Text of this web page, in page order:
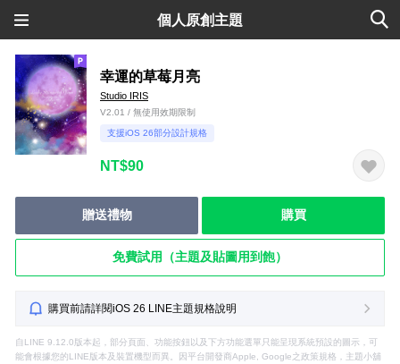
個人原創主題
幸運的草莓月亮
Studio IRIS
V2.01 / 無使用效期限制
支援iOS 26部分設計規格
NT$90
贈送禮物 購買
免費試用（主題及貼圖用到飽）
購買前請詳閱iOS 26 LINE主題規格說明
自LINE 9.12.0版本起，部分頁面、功能按鈕以及下方功能選單只能呈現系統預設的圖示，可
能會根據您的LINE版本及裝置機型而異。因平台開發商Apple, Google之政策規格，主題小舖